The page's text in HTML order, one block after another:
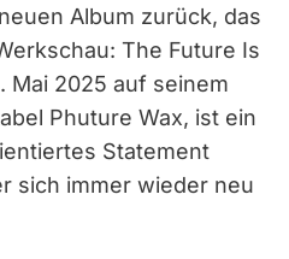
Album zurück, das
The Future Is
Mai 2025 auf seinem
Phuture Wax, ist ein
Statement
sich immer wieder neu